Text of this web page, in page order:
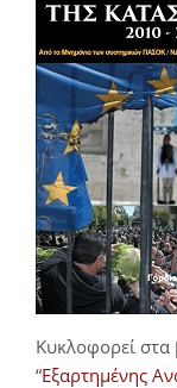
Κυκλοφορεί στα
“Εξαρτημένης